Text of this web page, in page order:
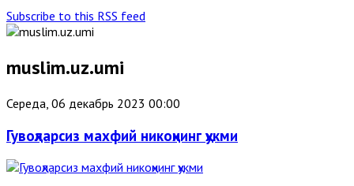
Subscribe to this RSS feed
muslim.uz.umi
Середа, 06 декабрь 2023 00:00
Гувоҳларсиз махфий никоҳнинг ҳукми